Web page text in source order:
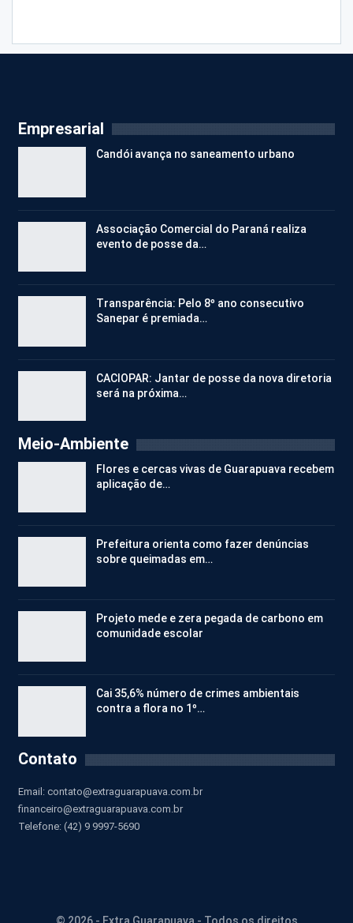
Empresarial
Candói avança no saneamento urbano
Associação Comercial do Paraná realiza
evento de posse da…
Transparência: Pelo 8º ano consecutivo
Sanepar é premiada…
CACIOPAR: Jantar de posse da nova diretoria
será na próxima…
Meio-Ambiente
Flores e cercas vivas de Guarapuava recebem
aplicação de…
Prefeitura orienta como fazer denúncias
sobre queimadas em…
Projeto mede e zera pegada de carbono em
comunidade escolar
Cai 35,6% número de crimes ambientais
contra a flora no 1º…
Contato
Email: contato@extraguarapuava.com.br
financeiro@extraguarapuava.com.br
Telefone: (42) 9 9997-5690